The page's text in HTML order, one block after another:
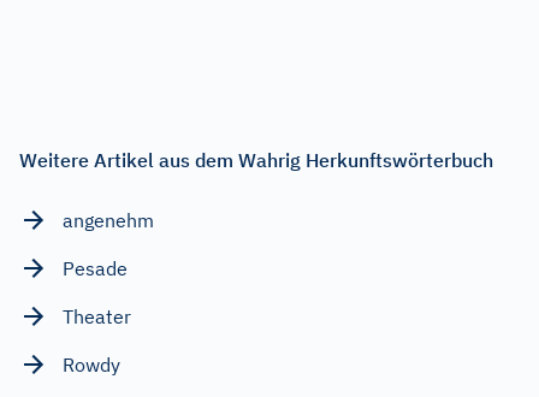
Weitere Artikel aus dem Wahrig Herkunftswörterbuch
angenehm
Pesade
Theater
Rowdy